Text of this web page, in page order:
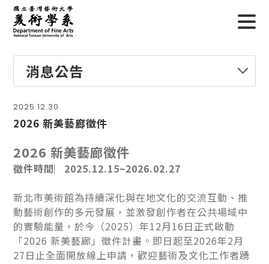
消息公告
2025.12.30
2026 新美藝廊徵件
2026 新美藝廊徵件
徵件時間︳2025.12.15~2026.02.27
新北市美術館為持續深化與在地文化的交流互動、推
動藝術創作的多元發展，並激發創作者在公共場域中
的實驗能量，於今（2025）年12月16日正式啟動
「2026 新美藝廊」徵件計畫。即日起至2026年2月
27日止全面開放線上申請，歡迎藝術及文化工作者踴